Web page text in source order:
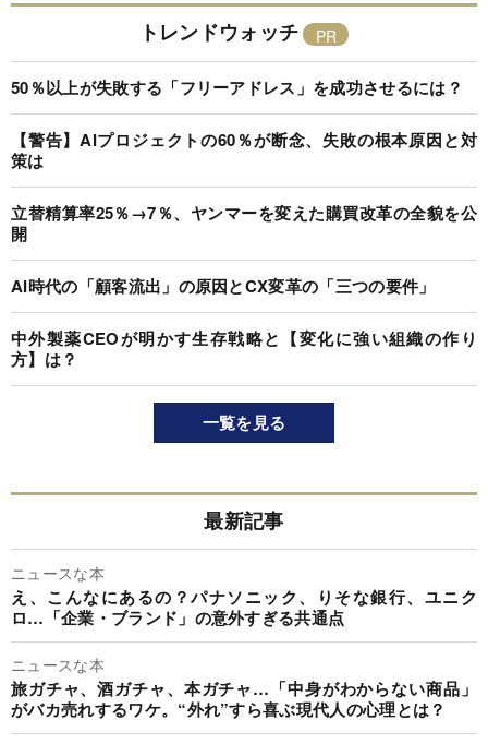
トレンドウォッチ
50％以上が失敗する「フリーアドレス」を成功させるには？
【警告】AIプロジェクトの60％が断念、失敗の根本原因と対
策は
立替精算率25％→7％、ヤンマーを変えた購買改革の全貌を公
開
AI時代の「顧客流出」の原因とCX変革の「三つの要件」
中外製薬CEOが明かす生存戦略と【変化に強い組織の作り
方】は？
一覧を見る
最新記事
ニュースな本
え、こんなにあるの？パナソニック、りそな銀行、ユニク
ロ…「企業・ブランド」の意外すぎる共通点
ニュースな本
旅ガチャ、酒ガチャ、本ガチャ…「中身がわからない商品」
がバカ売れするワケ。“外れ”すら喜ぶ現代人の心理とは？